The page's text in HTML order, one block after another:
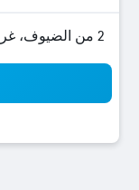
2 من الضيوف، غرفة واحدة